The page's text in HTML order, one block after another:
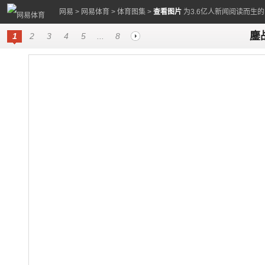
网易 > 网易体育 > 体育图集 > 查看图片 为3.6亿人新闻阅读而生
1 2 3 4 5 8 鏖